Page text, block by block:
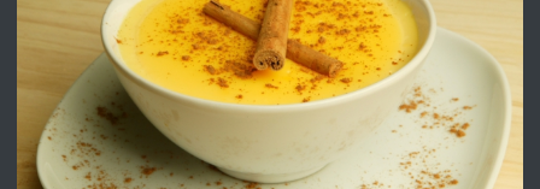
преди 10 месеца
Професионална броячна машина -
със сертификат от ЕЦБ
преди 1 година